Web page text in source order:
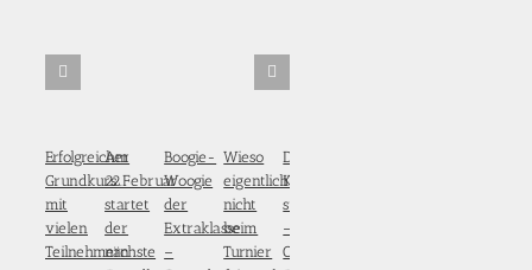
Erfolgreicher
Grundkurs
mit
vielen
Teilnehmern
Am
22.Februar
startet
der
nächste
Boogie-
Woogie
der
Extraklasse
–
Wieso
eigentlich
nicht
beim
Turnier
Der
Kartenvorverkauf
startet
–
OG-